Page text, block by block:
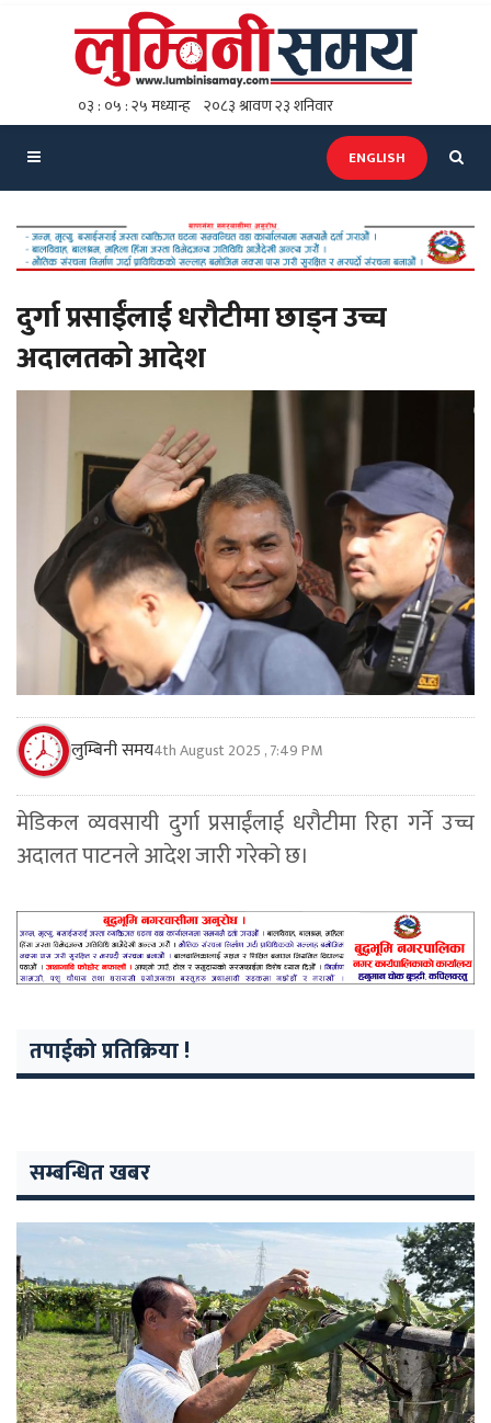
ENGLISH
दुर्गा प्रसाईंलाई धरौटीमा छाड्न उच्च
अदालतको आदेश
लुम्बिनी समय4th August 2025 , 7:49 PM
मेडिकल व्यवसायी दुर्गा प्रसाईंलाई धरौटीमा रिहा गर्ने उच्च
अदालत पाटनले आदेश जारी गरेको छ।
तपाईको प्रतिक्रिया !
सम्बन्धित खबर